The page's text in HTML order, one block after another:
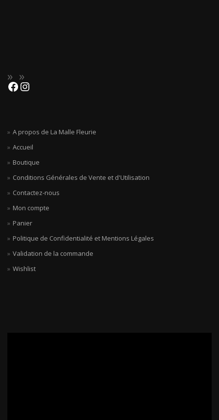
A propos de La Malle Fleurie
Accueil
Boutique
Conditions Générales de Vente et d'Utilisation
Contactez-nous
Mon compte
Panier
Politique de Confidentialité et Mentions Légales
Validation de la commande
Wishlist